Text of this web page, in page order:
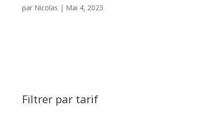
par Nicolas | Mai 4, 2023
Filtrer par tarif